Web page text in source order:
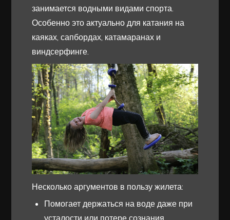
занимается водными видами спорта.
Особенно это актуально для катания на
каяках, сапбордах, катамаранах и
виндсерфинге.
Несколько аргументов в пользу жилета:
Помогает держаться на воде даже при